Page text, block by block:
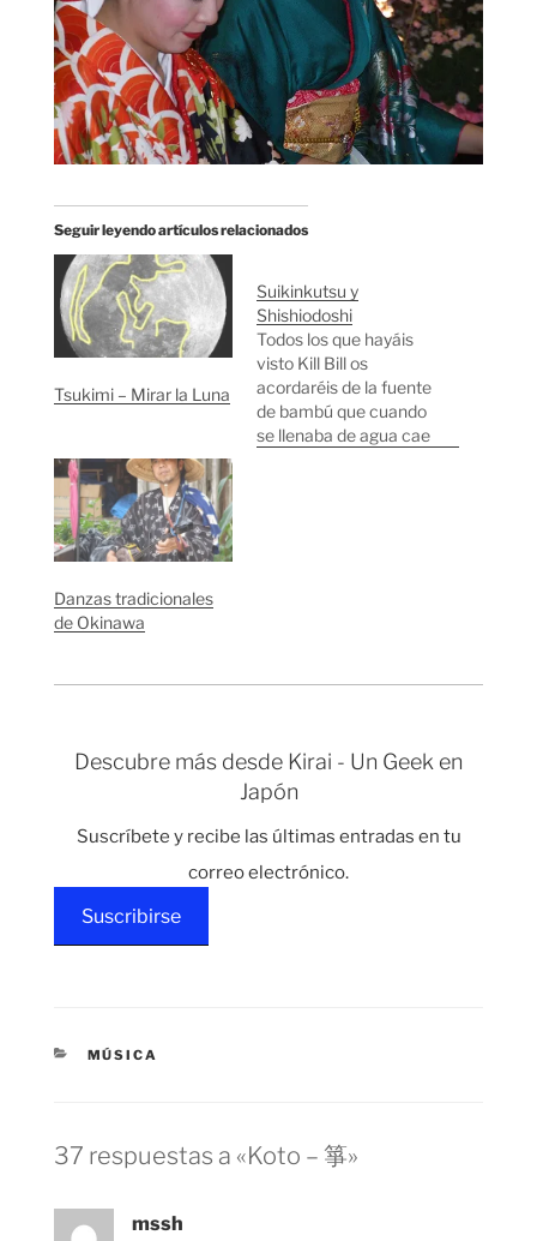
Seguir leyendo artículos relacionados
Tsukimi – Mirar la Luna
Suikinkutsu y
Shishiodoshi
Todos los que hayáis
visto Kill Bill os
acordaréis de la fuente
de bambú que cuando
se llenaba de agua cae
Danzas tradicionales
de Okinawa
Descubre más desde Kirai - Un Geek en
Japón
Suscríbete y recibe las últimas entradas en tu
correo electrónico.
Suscribirse
CATEGORÍAS
MÚSICA
37 respuestas a «Koto – 箏»
mssh